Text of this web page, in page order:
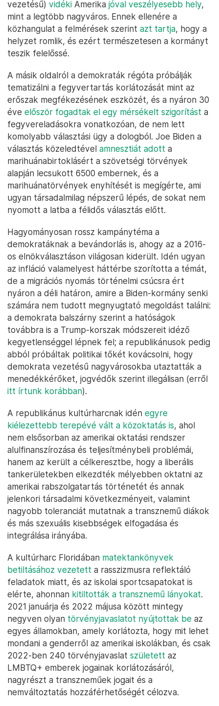
vezetésű) vidéki Amerika jóval veszélyesebb hely,
mint a legtöbb nagyváros. Ennek ellenére a
közhangulat a felmérések szerint azt tartja, hogy a
helyzet romlik, és ezért természetesen a kormányt
teszik felelőssé.
A másik oldalról a demokraták régóta próbálják
tematizálni a fegyvertartás korlátozását mint az
erőszak megfékezésének eszközét, és a nyáron 30
éve először fogadtak el egy mérsékelt szigorítást a
fegyvereladásokra vonatkozóan, de nem lett
komolyabb választási ügy a dologból. Joe Biden a
választás közeledtével amnesztiát adott a
marihuánabirtoklásért a szövetségi törvények
alapján lecsukott 6500 embernek, és a
marihuánatörvények enyhítését is megígérte, ami
ugyan társadalmilag népszerű lépés, de sokat nem
nyomott a latba a félidős választás előtt.
Hagyományosan rossz kampánytéma a
demokratáknak a bevándorlás is, ahogy az a 2016-
os elnökválasztáson világosan kiderült. Idén ugyan
az infláció valamelyest háttérbe szorította a témát,
de a migrációs nyomás történelmi csúcsra ért
nyáron a déli határon, amire a Biden-kormány senki
számára nem tudott megnyugtató megoldást találni:
a demokrata balszárny szerint a hatóságok
továbbra is a Trump-korszak módszereit idéző
kegyetlenséggel lépnek fel; a republikánusok pedig
abból próbáltak politikai tőkét kovácsolni, hogy
demokrata vezetésű nagyvárosokba utaztatták a
menedékkérőket, jogvédők szerint illegálisan (erről
itt írtunk korábban).
A republikánus kultúrharcnak idén egyre
kiélezettebb terepévé vált a közoktatás is, ahol
nem elsősorban az amerikai oktatási rendszer
alulfinanszírozása és teljesítménybeli problémái,
hanem az került a célkeresztbe, hogy a liberális
tankerületekben elkezdték mélyebben oktatni az
amerikai rabszolgatartás történetét és annak
jelenkori társadalmi következményeit, valamint
nagyobb toleranciát mutatnak a transznemű diákok
és más szexuális kisebbségek elfogadása és
integrálása irányába.
A kultúrharc Floridában matektankönyvek
betiltásához vezetett a rasszizmusra reflektáló
feladatok miatt, és az iskolai sportcsapatokat is
elérte, ahonnan kitiltották a transznemű lányokat.
2021 januárja és 2022 májusa között mintegy
negyven olyan törvényjavaslatot nyújtottak be az
egyes államokban, amely korlátozta, hogy mit lehet
mondani a genderről az amerikai iskolákban, és csak
2022-ben 240 törvényjavaslat született az
LMBTQ+ emberek jogainak korlátozásáról,
nagyrészt a transzneműek jogait és a
nemváltoztatás hozzáférhetőségét célozva.